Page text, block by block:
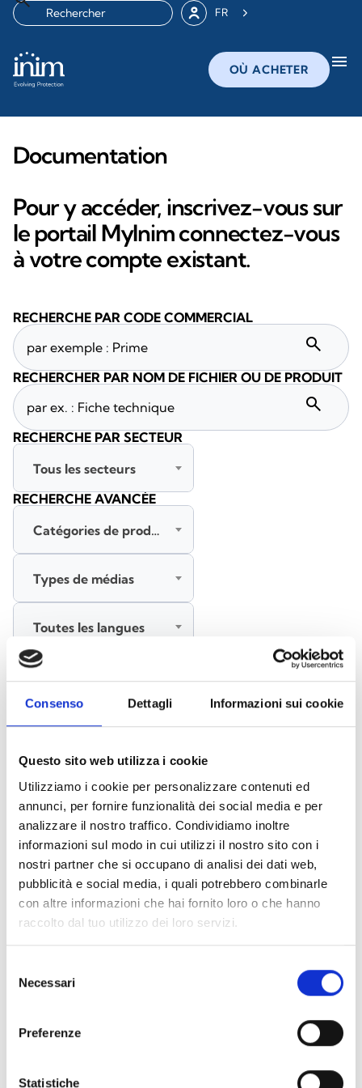
Consenso Dettagli Informazioni sui cookie
Questo sito web utilizza i cookie
Utilizziamo i cookie per personalizzare contenuti ed
annunci, per fornire funzionalità dei social media e per
analizzare il nostro traffico. Condividiamo inoltre
informazioni sul modo in cui utilizzi il nostro sito con i
nostri partner che si occupano di analisi dei dati web,
pubblicità e social media, i quali potrebbero combinarle
con altre informazioni che hai fornito loro o che hanno
raccolto dal tuo utilizzo dei loro servizi.
delNecessari
Preferenze
Statistiche
FR
OÙ ACHETER menu
Documentation
Pour y accéder, inscrivez-vous sur
le portail MyInim connectez-vous
à votre compte existant.
Accessoires pour socles EB00 - Matériaux (47)
Accessoires pour les tests des détecteurs -
Matériaux(6)
Accessoires pour détecteurs Enea - Matériaux (35)
Accessoires Senseware
Accessoires de la série Industrial - Matériaux(17)
Documents(6992)
Tout sélectionner
marqués par une icône lock
RECHERCHE PAR CODE COMMERCIAL
search
RECHERCHER PAR NOM DE FICHIER OU DE PRODUIT
search
RECHERCHE PAR SECTEUR
Tous les secteurs
RECHERCHE AVANCÉE
Catégories de produits
Types de médias
Toutes les langues
RECHERCHER
EFFACER LES FILTRES